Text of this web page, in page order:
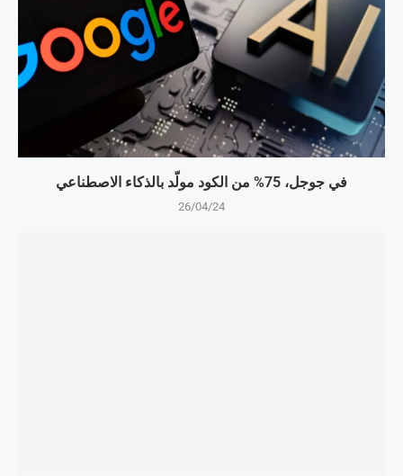
في جوجل، 75% من الكود مولّد بالذكاء الاصطناعي
26/04/24